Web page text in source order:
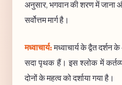
अनुसार, भगवान की शरण में जाना
सर्वोत्तम मार्ग है।
मध्वाचार्य:मध्वाचार्य के द्वैत दर्शन
सदा पृथक हैं। इस श्लोक में
दोनों के महत्व को दर्शाया गया है।